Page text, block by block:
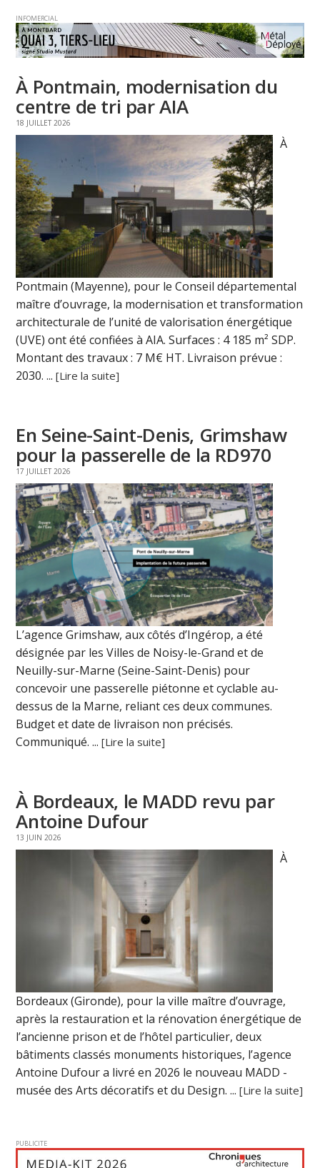
INFOMERCIAL
À Pontmain, modernisation du
centre de tri par AIA
18 JUILLET 2026
À
Pontmain (Mayenne), pour le Conseil départemental
maître d’ouvrage, la modernisation et transformation
architecturale de l’unité de valorisation énergétique
(UVE) ont été confiées à AIA. Surfaces : 4 185 m² SDP.
Montant des travaux : 7 M€ HT. Livraison prévue :
2030. ...[Lire la suite]
En Seine-Saint-Denis, Grimshaw
pour la passerelle de la RD970
17 JUILLET 2026
L’agence Grimshaw, aux côtés d’Ingérop, a été
désignée par les Villes de Noisy-le-Grand et de
Neuilly-sur-Marne (Seine-Saint-Denis) pour
concevoir une passerelle piétonne et cyclable au-
dessus de la Marne, reliant ces deux communes.
Budget et date de livraison non précisés.
Communiqué. ...[Lire la suite]
À Bordeaux, le MADD revu par
Antoine Dufour
13 JUIN 2026
À
Bordeaux (Gironde), pour la ville maître d’ouvrage,
après la restauration et la rénovation énergétique de
l’ancienne prison et de l’hôtel particulier, deux
bâtiments classés monuments historiques, l’agence
Antoine Dufour a livré en 2026 le nouveau MADD -
musée des Arts décoratifs et du Design. ...[Lire la suite]
PUBLICITE